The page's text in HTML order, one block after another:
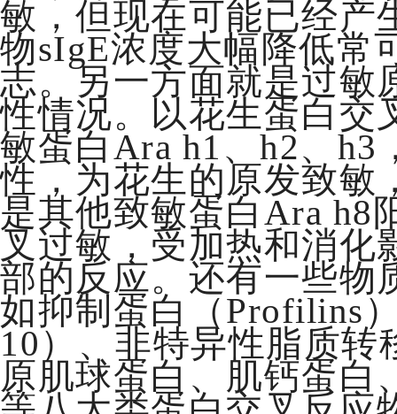
敏，但现在可能已经产
物sIgE浓度大幅降低常
志。另一方面就是过敏
性情况。以花生蛋白交
敏蛋白Ara h1、h2、h3
性，为花生的原发致敏
是其他致敏蛋白Ara h8
叉过敏，受加热和消化
部的反应。还有一些物
如抑制蛋白（Profilins
10）、非特异性脂质
原肌球蛋白、肌钙蛋白